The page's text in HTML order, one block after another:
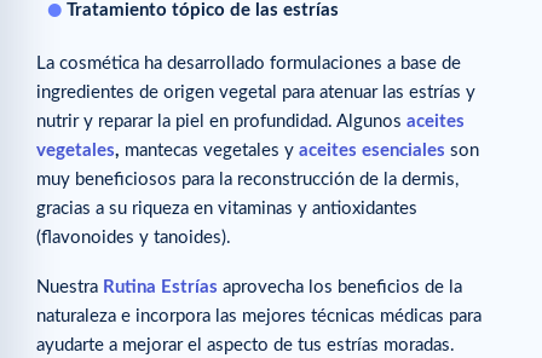
Tratamiento tópico de las estrías
La cosmética ha desarrollado formulaciones a base de
ingredientes de origen vegetal para atenuar las estrías y
nutrir y reparar la piel en profundidad. Algunos aceites
vegetales, mantecas vegetales y aceites esenciales son
muy beneficiosos para la reconstrucción de la dermis,
gracias a su riqueza en vitaminas y antioxidantes
(flavonoides y tanoides).
Nuestra Rutina Estrías aprovecha los beneficios de la
naturaleza e incorpora las mejores técnicas médicas para
ayudarte a mejorar el aspecto de tus estrías moradas.